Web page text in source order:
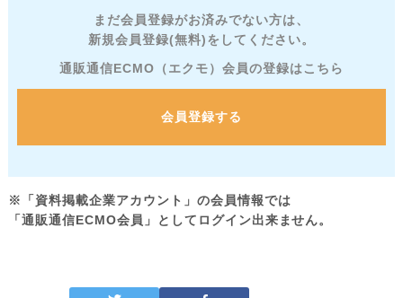
まだ会員登録がお済みでない方は、
新規会員登録(無料)をしてください。
通販通信ECMO（エクモ）会員の登録はこちら
会員登録する
※「資料掲載企業アカウント」の会員情報では
「通販通信ECMO会員」としてログイン出来ません。